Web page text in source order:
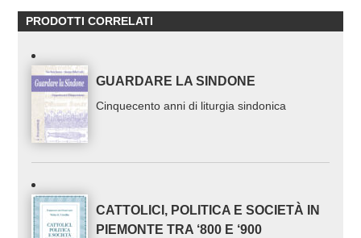
PRODOTTI CORRELATI
GUARDARE LA SINDONE
Cinquecento anni di liturgia sindonica
CATTOLICI, POLITICA E SOCIETÀ IN
PIEMONTE TRA ‘800 E ‘900